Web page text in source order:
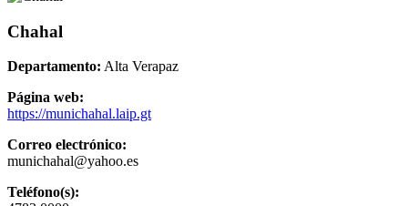
Chahal
Departamento: Alta Verapaz
Página web:
https://munichahal.laip.gt
Correo electrónico:
munichahal@yahoo.es
Teléfono(s):